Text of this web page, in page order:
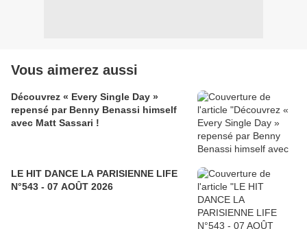
Vous aimerez aussi
Découvrez « Every Single Day »
repensé par Benny Benassi himself
avec Matt Sassari !
LE HIT DANCE LA PARISIENNE LIFE
N°543 - 07 AOÛT 2026